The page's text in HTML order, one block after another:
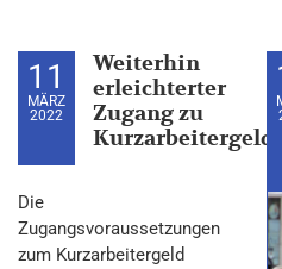
11
MÄRZ
2022
Weiterhin
erleichterter
Zugang zu
Kurzarbeitergeld
Die
Zugangsvoraussetzungen
zum Kurzarbeitergeld